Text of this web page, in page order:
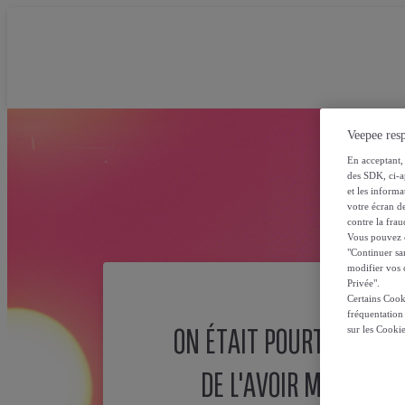
ON ÉTAIT POURTANT
DE L'AVOIR MISE ICI !
Veepee
En
des SDK, ci-
et les
votre écran
contre la
Vous pouvez
"Continuer
modifier vos
Privée".
Certains
fréquentation
sur les